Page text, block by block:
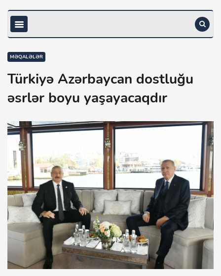
MƏQALƏLƏR
Türkiyə Azərbaycan dostluğu
əsrlər boyu yaşayacaqdır